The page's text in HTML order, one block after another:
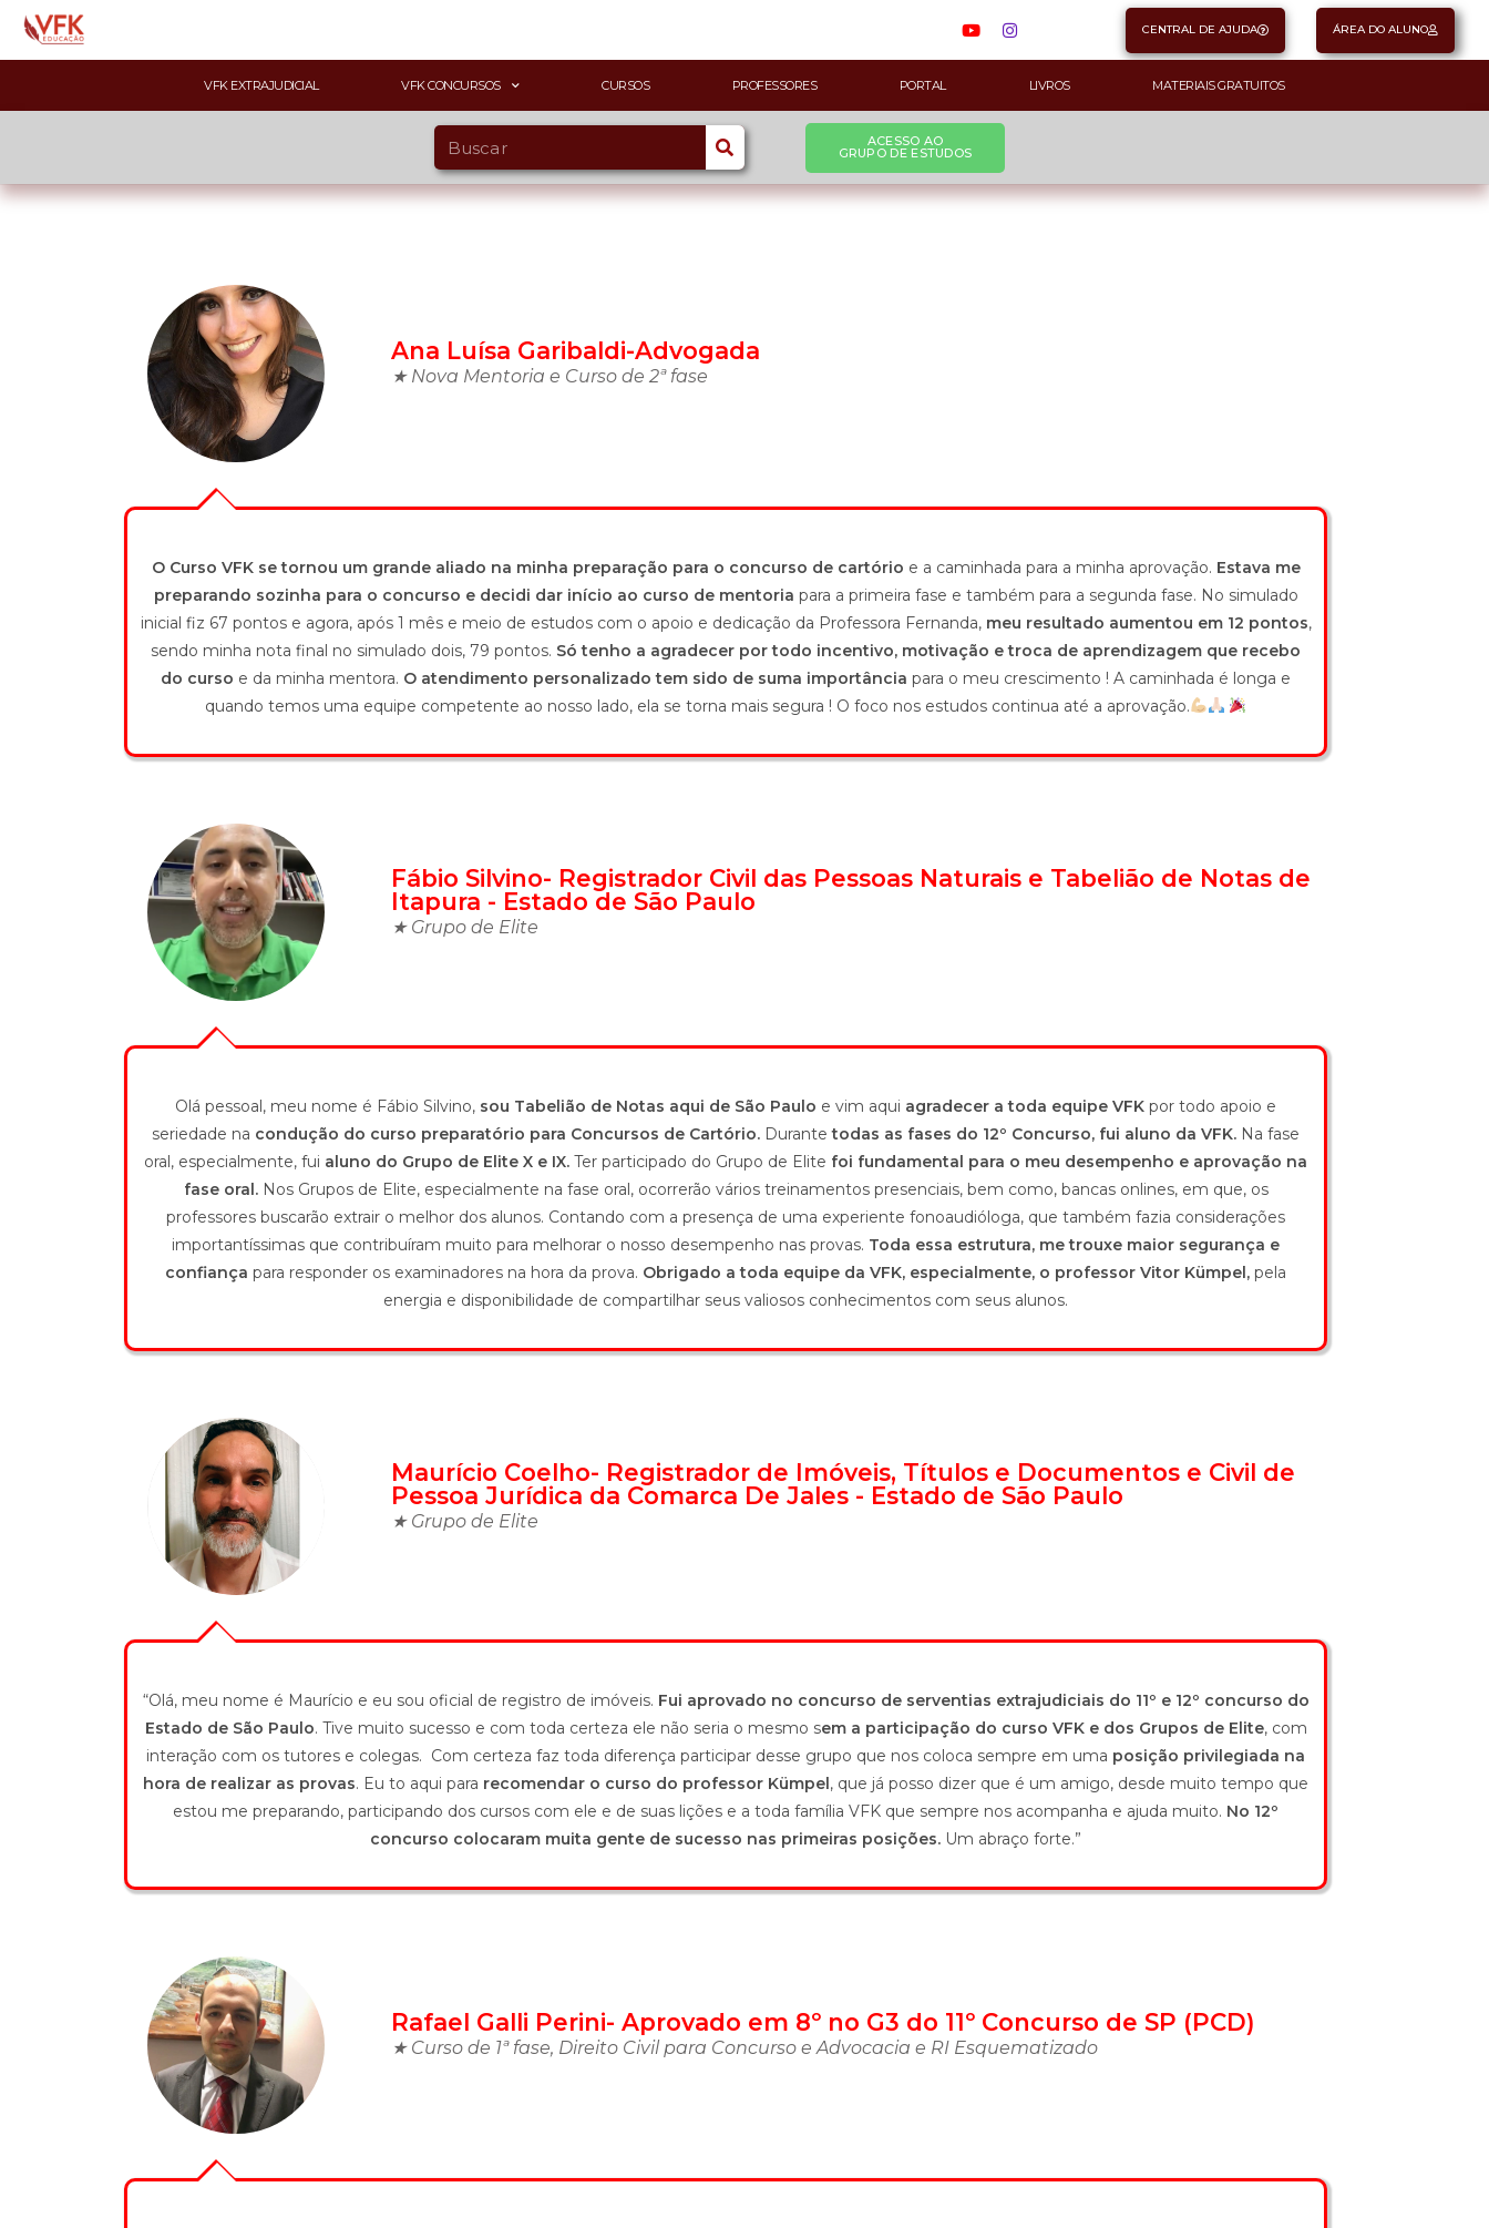
CENTRAL DE AJUDA ÁREA DO ALUNO
VFK EXTRAJUDICIAL VFK CONCURSOS CURSOS PROFESSORES PORTAL LIVROS MATERIAIS GRATUITOS
ACESSO AO
GRUPO DE ESTUDOS
Ana Luísa Garibaldi-Advogada
★ Nova Mentoria e Curso de 2ª fase
O Curso VFK se tornou um grande aliado na minha preparação para o concurso de cartório e a caminhada para a minha aprovação. Estava me
preparando sozinha para o concurso e decidi dar início ao curso de mentoria para a primeira fase e também para a segunda fase. No simulado
inicial fiz 67 pontos e agora, após 1 mês e meio de estudos com o apoio e dedicação da Professora Fernanda, meu resultado aumentou em 12 pontos,
sendo minha nota final no simulado dois, 79 pontos. Só tenho a agradecer por todo incentivo, motivação e troca de aprendizagem que recebo
do curso e da minha mentora. O atendimento personalizado tem sido de suma importância para o meu crescimento ! A caminhada é longa e
quando temos uma equipe competente ao nosso lado, ela se torna mais segura ! O foco nos estudos continua até a aprovação.
Fábio Silvino- Registrador Civil das Pessoas Naturais e Tabelião de Notas de
Itapura - Estado de São Paulo
★ Grupo de Elite
Olá pessoal, meu nome é Fábio Silvino, sou Tabelião de Notas aqui de São Paulo e vim aqui agradecer a toda equipe VFK por todo apoio e
seriedade na condução do curso preparatório para Concursos de Cartório. Durantetodas as fases do 12º Concurso, fui aluno da VFK. Na fase
oral, especialmente, fui aluno do Grupo de Elite X e IX. Ter participado do Grupo de Elite foi fundamental para o meu desempenho e aprovação na
fase oral.Nos Grupos de Elite, especialmente na fase oral, ocorrerão vários treinamentos presenciais, bem como, bancas onlines, em que, os
professores buscarão extrair o melhor dos alunos. Contando com a presença de uma experiente fonoaudióloga, que também fazia considerações
importantíssimas que contribuíram muito para melhorar o nosso desempenho nas provas. Toda essa estrutura, me trouxe maior segurança e
confiança para responder os examinadores na hora da prova. Obrigado a toda equipe da VFK, especialmente, o professor Vitor Kümpel, pela
energia e disponibilidade de compartilhar seus valiosos conhecimentos com seus alunos.
Maurício Coelho- Registrador de Imóveis, Títulos e Documentos e Civil de
Pessoa Jurídica da Comarca De Jales - Estado de São Paulo
★ Grupo de Elite
“Olá, meu nome é Maurício e eu sou oficial de registro de imóveis. Fui aprovado no concurso de serventias extrajudiciais do 11º e 12º concurso do
Estado de São Paulo. Tive muito sucesso e com toda certeza ele não seria o mesmo sem a participação do curso VFK e dos Grupos de Elite, com
interação com os tutores e colegas. Com certeza faz toda diferença participar desse grupo que nos coloca sempre em uma posição privilegiada na
hora de realizar as provas. Eu to aqui para recomendar o curso do professor Kümpel, que já posso dizer que é um amigo, desde muito tempo que
estou me preparando, participando dos cursos com ele e de suas lições e a toda família VFK que sempre nos acompanha e ajuda muito. No 12º
concurso colocaram muita gente de sucesso nas primeiras posições. Um abraço forte.”
Rafael Galli Perini- Aprovado em 8º no G3 do 11º Concurso de SP (PCD)
★ Curso de 1ª fase, Direito Civil para Concurso e Advocacia e RI Esquematizado